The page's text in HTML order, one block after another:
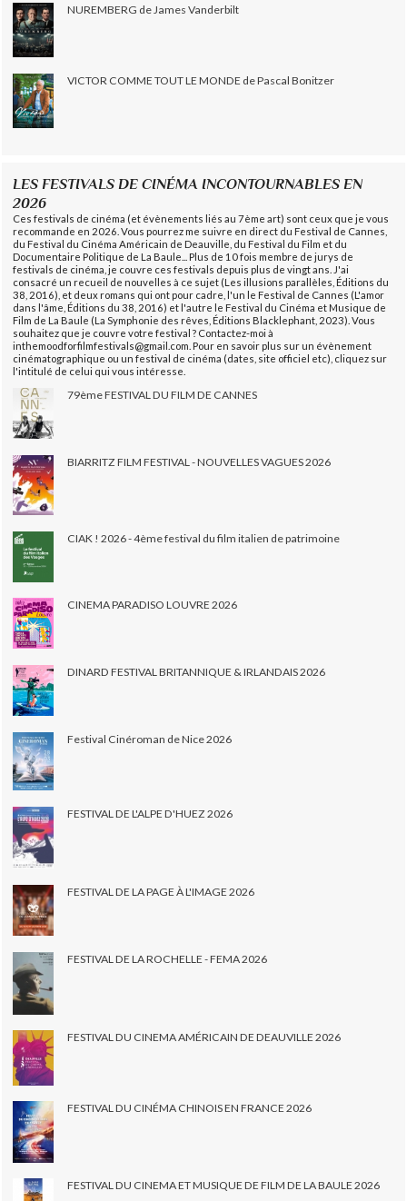
NUREMBERG de James Vanderbilt
VICTOR COMME TOUT LE MONDE de Pascal Bonitzer
LES FESTIVALS DE CINÉMA INCONTOURNABLES EN
2026
Ces festivals de cinéma (et évènements liés au 7ème art) sont ceux que je vous
recommande en 2026. Vous pourrez me suivre en direct du Festival de Cannes,
du Festival du Cinéma Américain de Deauville, du Festival du Film et du
Documentaire Politique de La Baule... Plus de 10 fois membre de jurys de
festivals de cinéma, je couvre ces festivals depuis plus de vingt ans. J'ai
consacré un recueil de nouvelles à ce sujet (Les illusions parallèles, Éditions du
38, 2016), et deux romans qui ont pour cadre, l'un le Festival de Cannes (L'amor
dans l'âme, Éditions du 38, 2016) et l'autre le Festival du Cinéma et Musique de
Film de La Baule (La Symphonie des rêves, Éditions Blacklephant, 2023). Vous
souhaitez que je couvre votre festival ? Contactez-moi à
inthemoodforfilmfestivals@gmail.com. Pour en savoir plus sur un évènement
cinématographique ou un festival de cinéma (dates, site officiel etc), cliquez sur
l'intitulé de celui qui vous intéresse.
79ème FESTIVAL DU FILM DE CANNES
BIARRITZ FILM FESTIVAL - NOUVELLES VAGUES 2026
CIAK ! 2026 - 4ème festival du film italien de patrimoine
CINEMA PARADISO LOUVRE 2026
DINARD FESTIVAL BRITANNIQUE & IRLANDAIS 2026
Festival Cinéroman de Nice 2026
FESTIVAL DE L'ALPE D'HUEZ 2026
FESTIVAL DE LA PAGE À L'IMAGE 2026
FESTIVAL DE LA ROCHELLE - FEMA 2026
FESTIVAL DU CINEMA AMÉRICAIN DE DEAUVILLE 2026
FESTIVAL DU CINÉMA CHINOIS EN FRANCE 2026
FESTIVAL DU CINEMA ET MUSIQUE DE FILM DE LA BAULE 2026